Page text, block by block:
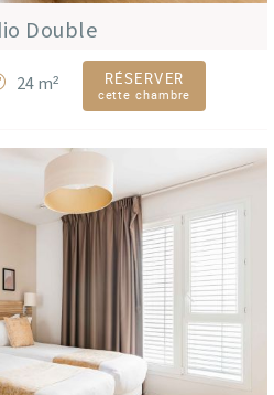
Double
24 m² RÉSERVER
cette chambre